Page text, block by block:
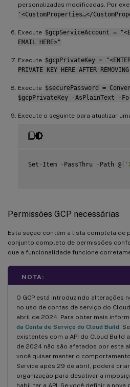
personalizadas modificadas. Por
'<CustomProperties…</
Execute $gcpServiceAccount =
EMAIL HERE>"
Execute $gcpPrivateKey = "<ENTER
PRIVATE KEY HERE AFTER
Execute $securePassword =
$gcpPrivateKey -AsPlainText -
Execute o seguinte para atualizar
Set - Item - PassThru - Path @ (
Permissões GCP necessárias
Esta seção contém a lista completa de
conjunto completo de permissões
que a funcionalidade funcione
NOTA:
O GCP está introduzindo alterações
no uso de contas de serviço do
abril de 2024. Para obter mais
da Conta de Serviço do Cloud Build .
existentes com a API do Cloud Build
de 2024 não são afetados por esta
você quiser manter o
Service após 29 de abril, poderá
organização para desativar a
habilitar a API. Se você definir a nova